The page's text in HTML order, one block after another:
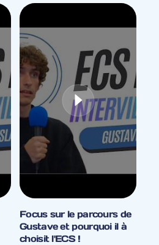
Focus sur le parcours de
Gustave et pourquoi il à
choisit l'ECS !